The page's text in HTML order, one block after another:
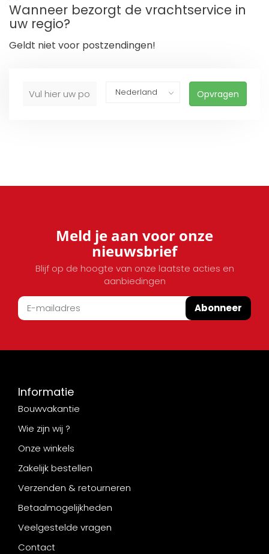
Wanneer bezorgt de vrachtservice in
uw regio?
Geldt niet voor postzendingen!
Opvragen
Meld je aan voor onze
nieuwsbrief
Blijf op de hoogte van onze laatste acties en
aanbiedingen
Abonneer
Informatie
Bouwvakantie
Wie zijn wij ?
Onze winkels
Zakelijk bestellen
Verzenden & retourneren
Betaalmogelijkheden
Veelgestelde vragen
Contact